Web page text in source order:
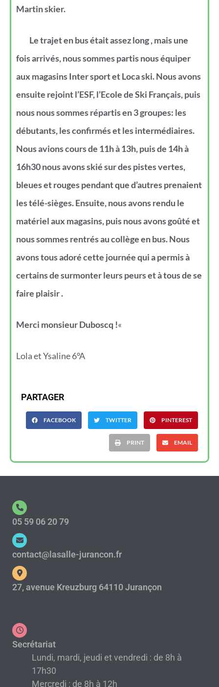
Martin skier.
Le trajet en bus était assez long , mais une
fois arrivés, nous sommes partis nous équiper
aux magasins Inter sport et Loca ski. Nous avons
ensuite rejoint l’ESF, l’Ecole de Ski Français, puis
nous nous sommes répartis en 3 groupes: les
débutants, les confirmés et les intermédiaires.
Nous avions cours de 11h à 13h, puis de 14h à
16h30 nous avons skié sur des pistes vertes,
bleues et rouges pendant que d’autres prenaient
les télé-sièges. Ensuite, nous avons rendu le
matériel aux magasins, puis nous avons goûté et
nous sommes rentrés au collège en bus. Nous
avons tous adoré cette journée qui a permis à
certains de surmonter leurs peurs et à tous de se
faire plaisir .
Merci monsieur Duboscq !«
Lola et Ysaline 6°A
PARTAGER
FACEBOOK TWITTER PINTEREST
PRINT EMAIL
05 59 06 20 79
contact@lasalle-jurancon.fr
27, avenue Kreuzburg 64110 Jurançon
Secrétariat
Lundi, mardi, jeudi et vendredi : de 8h à
17h30
Mercredi : de 8h à 12h